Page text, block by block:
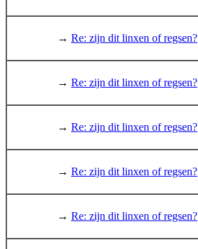
→ Re: zijn dit linxen of regsen?
→ Re: zijn dit linxen of regsen?
→ Re: zijn dit linxen of regsen?
→ Re: zijn dit linxen of regsen?
→ Re: zijn dit linxen of regsen?